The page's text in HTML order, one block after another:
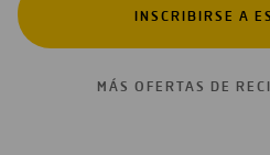
INSCRIBIRSE A
MÁS OFERTAS DE